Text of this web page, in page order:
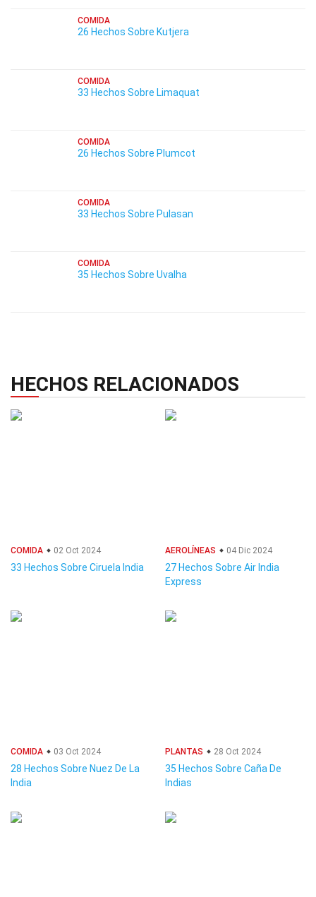
COMIDA
26 Hechos Sobre Kutjera
COMIDA
33 Hechos Sobre Limaquat
COMIDA
26 Hechos Sobre Plumcot
COMIDA
33 Hechos Sobre Pulasan
COMIDA
35 Hechos Sobre Uvalha
HECHOS RELACIONADOS
COMIDA 02 Oct 2024
33 Hechos Sobre Ciruela India
AEROLÍNEAS 04 Dic 2024
27 Hechos Sobre Air India
Express
COMIDA 03 Oct 2024
28 Hechos Sobre Nuez De La
India
PLANTAS 28 Oct 2024
35 Hechos Sobre Caña De
Indias